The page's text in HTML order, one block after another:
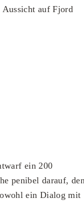
Aussicht auf Fjord
ein 200
penibel darauf,
ein Dialog mit